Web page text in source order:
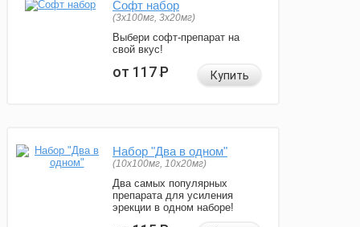
Софт набор
(3x100мг, 3x20мг)
Выбери софт-препарат на
свой вкус!
от 117Р Купить
Набор "Два в одном"
(10x100мг, 10x20мг)
Два самых популярных
препарата для усиления
эрекции в одном наборе!